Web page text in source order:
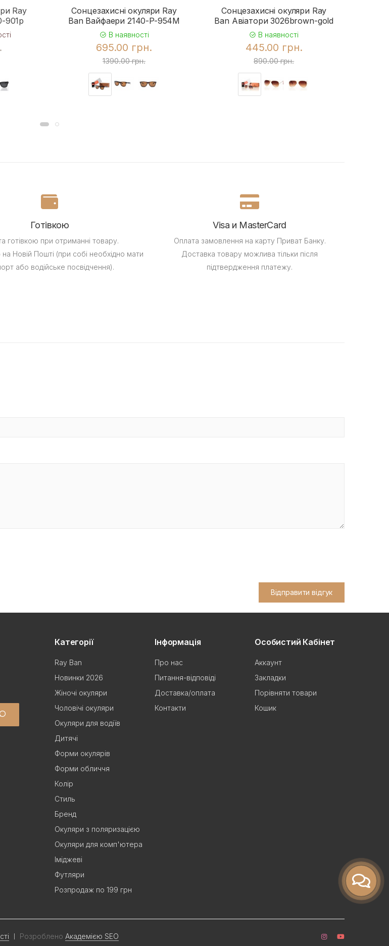
Ray
901p
Сонцезахисні окуляри Ray
Ban Вайфаери 2140-P-954M
В наявності
695.00 грн.
1390.00 грн.
Сонцезахисні окуляри Ray
Ban Авіатори 3026brown-gold
В наявності
445.00 грн.
890.00 грн.
Готівкою
готівкою при отриманні товару.
Новій Пошті (при собі необхідно мати
або водійське посвідчення).
Visa и MasterCard
Оплата замовлення на карту Приват Банку.
Доставка товару можлива тільки після
підтвердження платежу.
Відправити відгук
Категорії
Ray Ban
Новинки 2026
Жіночі окуляри
Чоловічі окуляри
Окуляри для водіїв
Дитячі
Форми окулярів
Форми обличчя
Колір
Стиль
Бренд
Окуляри з поляризацією
Окуляри для комп'ютера
Іміджеві
Футляри
Розпродаж по 199 грн
Інформація
Про нас
Питання-відповіді
Доставка/оплата
Контакти
Особистий Кабінет
Аккаунт
Закладки
Порівняти товари
Кошик
Розроблено Академією SEO